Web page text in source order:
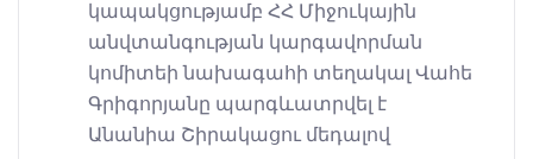
կապակցությամբ ՀՀ Միջուկային
անվտանգության կարգավորման
կոմիտեի նախագահի տեղակալ Վահե
Գրիգորյանը պարգևատրվել է
Անանիա Շիրակացու մեդալով